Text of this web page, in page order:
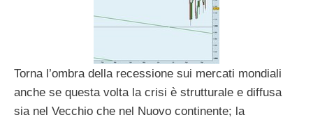
Torna l’ombra della recessione sui mercati mondiali
anche se questa volta la crisi è strutturale e diffusa
sia nel Vecchio che nel Nuovo continente; la